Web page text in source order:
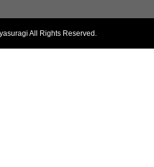
All Rights Reserved.